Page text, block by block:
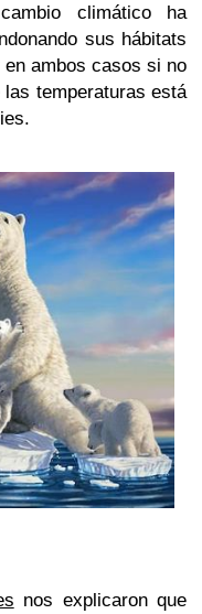
climático ha
sus hábitats
ambos casos si no
temperaturas está
nos explicaron que